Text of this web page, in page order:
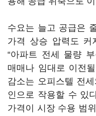
수요는 늘고 공급은
가격 상승 압력도 커
“아파트 전세 물량
매매나 임대로 이전
감소는 오피스텔 전
인으로 작용할 수 있
가격이 시장 수용 범